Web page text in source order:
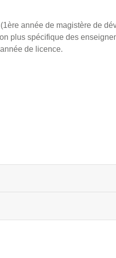
année de magistère de
plus spécifique des
de licence.